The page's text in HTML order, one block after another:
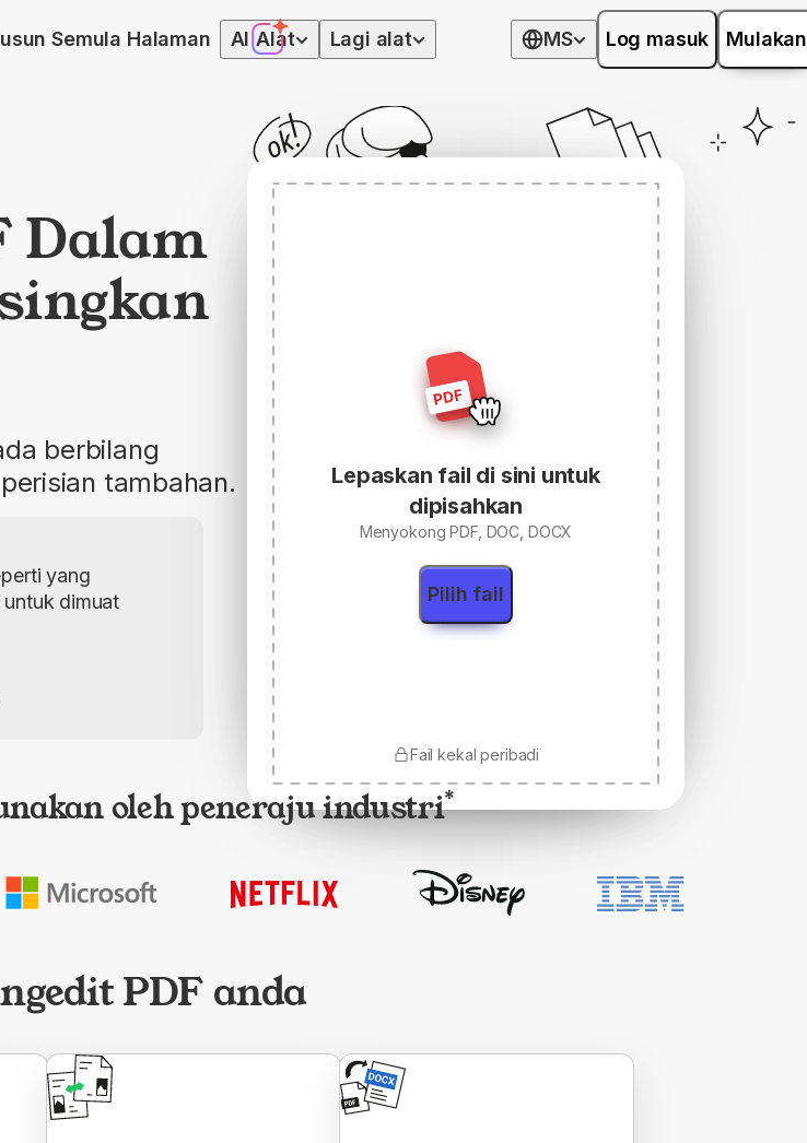
Semula Halaman AI Alat Lagi alat MS Log masuk Mulakan
Dalam
berbilang
tambahan.
yang
dimuat
Lepaskan fail di sini untuk
dipisahkan
Menyokong PDF, DOC, DOCX
Pilih fail
Fail kekal peribadi
oleh peneraju industri*
PDF anda